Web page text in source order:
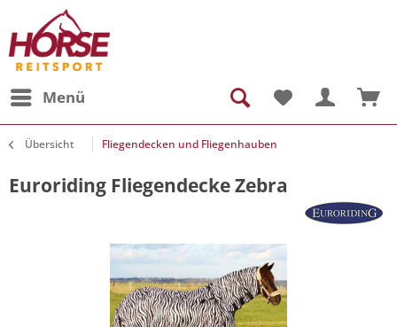
Menü
Übersicht Fliegendecken und Fliegenhauben
Euroriding Fliegendecke Zebra